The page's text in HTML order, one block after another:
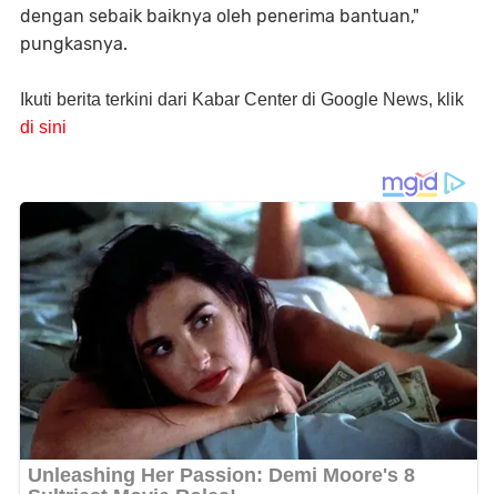
dengan sebaik baiknya oleh penerima bantuan,"
pungkasnya.
Ikuti berita terkini dari Kabar Center di Google News, klik
di sini